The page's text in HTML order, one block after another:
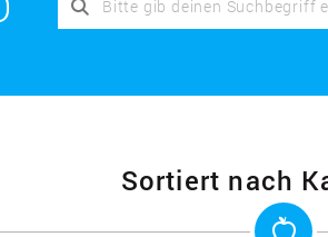
Sortiert nach